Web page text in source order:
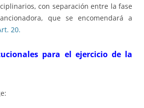
con separación entre la fase
que se encomendará a
20.
para el ejercicio de la